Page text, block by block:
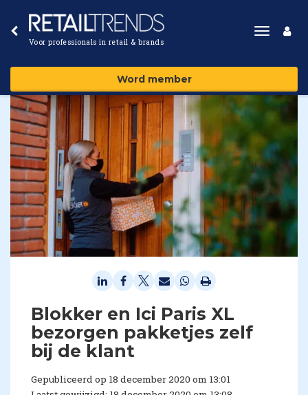
Voor professionals in retail & brands
Toggle
Word member
Blokker en Ici Paris XL
bezorgen pakketjes zelf
bij de klant
Gepubliceerd op 18 december 2020 om 13:01